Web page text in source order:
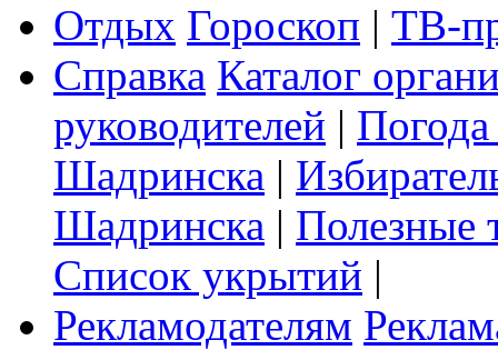
Отдых Гороскоп | ТВ-
Справка Каталог
руководителей |
Шадринска |
Шадринска | Полезные
Список укрытий |
Рекламодателям